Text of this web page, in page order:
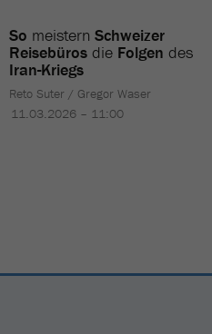
So meistern Schweizer
Reisebüros die Folgen des
Iran-Kriegs
Reto Suter / Gregor Waser
11.03.2026 – 11:00